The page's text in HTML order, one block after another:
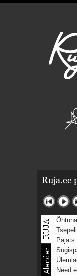
Ruja.ee
Pajats
Need